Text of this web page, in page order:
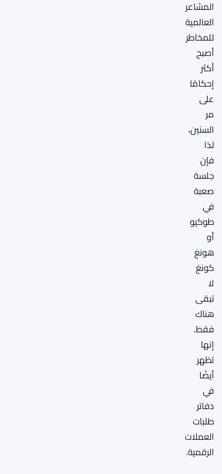
المشاعر
العالمية
للمخاطر
أصبح
أكثر
إحكامًا
على
مر
السنين،
لذا
فإن
جلسة
صعبة
في
طوكيو
أو
هونغ
كونغ
لا
تبقى
هناك
فقط.
إنها
تظهر
أيضًا
في
دفاتر
طلبات
العملات
الرقمية.